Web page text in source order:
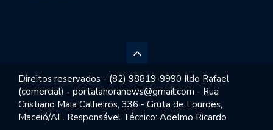
Direitos reservados - (82) 98819-9990 Ildo Rafael
(comercial) - portalahoranews@gmail.com - Rua
Cristiano Maia Calheiros, 336 - Gruta de Lourdes,
Maceió/AL. Responsável Técnico: Adelmo Ricardo